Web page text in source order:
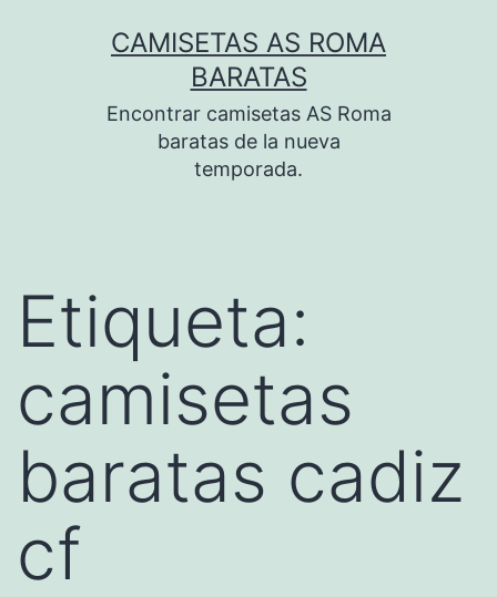
CAMISETAS AS ROMA
BARATAS
Encontrar camisetas AS Roma
baratas de la nueva
temporada.
Etiqueta:
camisetas
baratas cadiz
cf